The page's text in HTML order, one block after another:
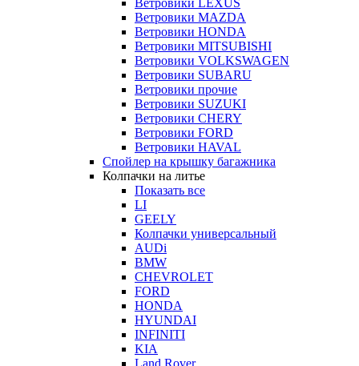
Ветровики LEXUS
Ветровики MAZDA
Ветровики HONDA
Ветровики MITSUBISHI
Ветровики VOLKSWAGEN
Ветровики SUBARU
Ветровики прочие
Ветровики SUZUKI
Ветровики CHERY
Ветровики FORD
Ветровики HAVAL
Спойлер на крышку багажника
Колпачки на литье
Показать все
LI
GEELY
Колпачки универсальный
AUDi
BMW
CHEVROLET
FORD
HONDA
HYUNDAI
INFINITI
KIA